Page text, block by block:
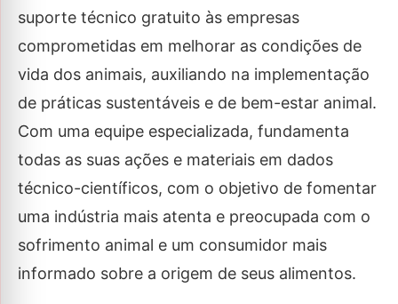
suporte técnico gratuito às empresas
comprometidas em melhorar as condições de
vida dos animais, auxiliando na implementação
de práticas sustentáveis e de bem-estar animal.
Com uma equipe especializada, fundamenta
todas as suas ações e materiais em dados
técnico-científicos, com o objetivo de fomentar
uma indústria mais atenta e preocupada com o
sofrimento animal e um consumidor mais
informado sobre a origem de seus alimentos.